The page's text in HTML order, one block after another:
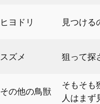
ヒヨドリ 見つける
スズメ 狙って探
その他の鳥獣
そもそも
人はまず